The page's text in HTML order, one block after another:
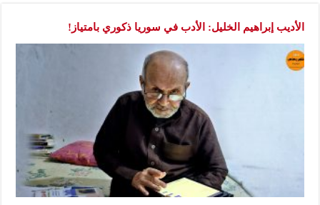
الأديب إبراهيم الخليل: الأدب في سوريا ذكوري بامتياز!